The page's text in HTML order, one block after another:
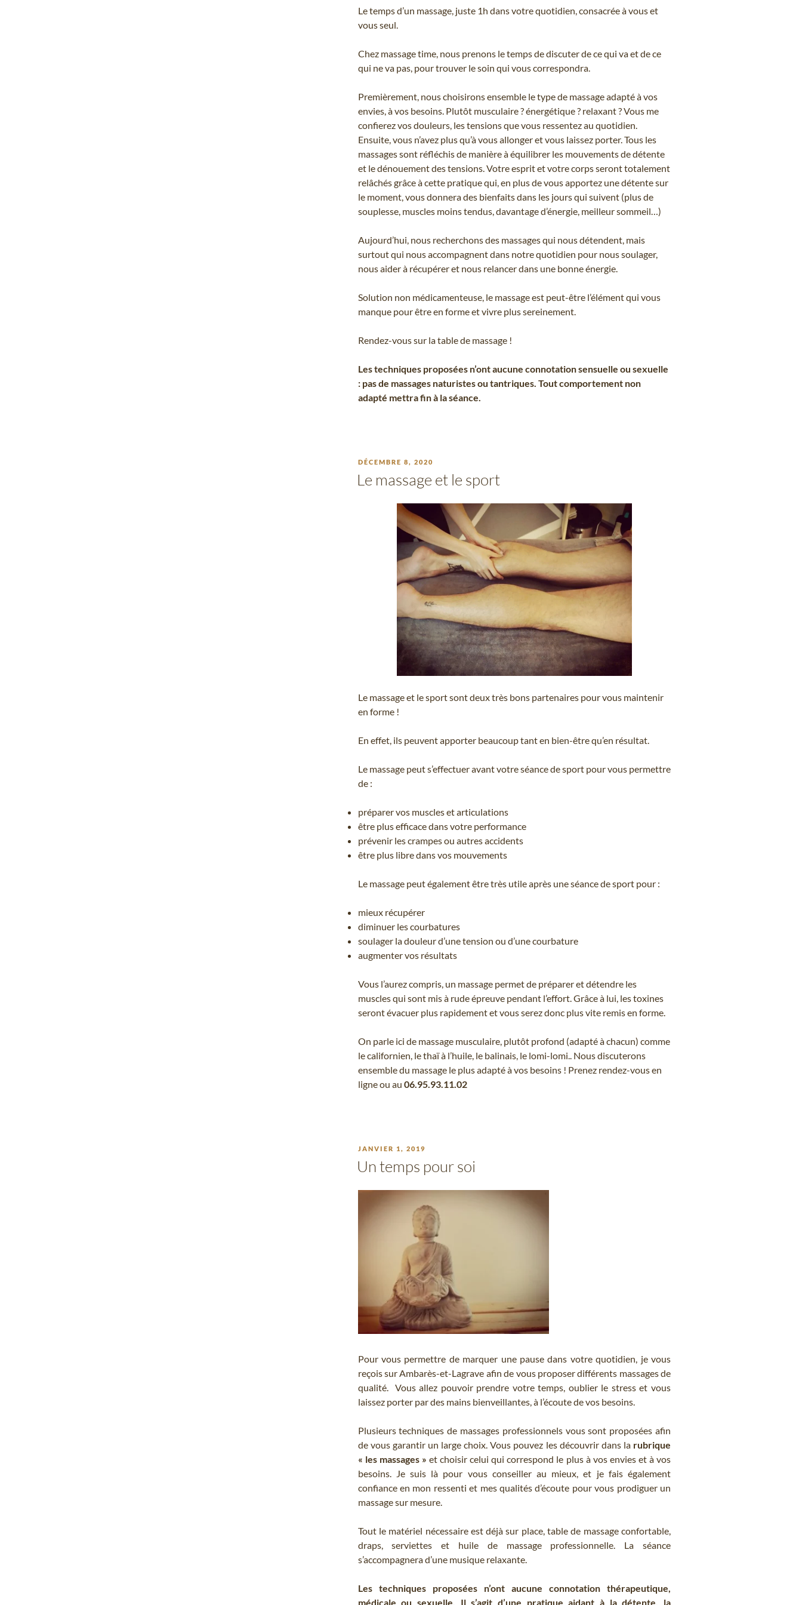
Le temps d’un massage, juste 1h dans votre quotidien, consacrée à vous et
vous seul.
Chez massage time, nous prenons le temps de discuter de ce qui va et de ce
qui ne va pas, pour trouver le soin qui vous correspondra.
Premièrement, nous choisirons ensemble le type de massage adapté à vos
envies, à vos besoins. Plutôt musculaire ? énergétique ? relaxant ? Vous me
confierez vos douleurs, les tensions que vous ressentez au quotidien.
Ensuite, vous n’avez plus qu’à vous allonger et vous laissez porter. Tous les
massages sont réfléchis de manière à équilibrer les mouvements de détente
et le dénouement des tensions. Votre esprit et votre corps seront totalement
relâchés grâce à cette pratique qui, en plus de vous apportez une détente sur
le moment, vous donnera des bienfaits dans les jours qui suivent (plus de
souplesse, muscles moins tendus, davantage d’énergie, meilleur sommeil…)
Aujourd’hui, nous recherchons des massages qui nous détendent, mais
surtout qui nous accompagnent dans notre quotidien pour nous soulager,
nous aider à récupérer et nous relancer dans une bonne énergie.
Solution non médicamenteuse, le massage est peut-être l’élément qui vous
manque pour être en forme et vivre plus sereinement.
Rendez-vous sur la table de massage !
Les techniques proposées n’ont aucune connotation sensuelle ou sexuelle
: pas de massages naturistes ou tantriques. Tout comportement non
adapté mettra fin à la séance.
PUBLIÉ
DÉCEMBRE 8, 2020
Le massage et le sport
Le massage et le sport sont deux très bons partenaires pour vous maintenir
en forme !
En effet, ils peuvent apporter beaucoup tant en bien-être qu’en résultat.
Le massage peut s’effectuer avant votre séance de sport pour vous permettre
de :
préparer vos muscles et articulations
être plus efficace dans votre performance
prévenir les crampes ou autres accidents
être plus libre dans vos mouvements
Le massage peut également être très utile après une séance de sport pour :
mieux récupérer
diminuer les courbatures
soulager la douleur d’une tension ou d’une courbature
augmenter vos résultats
Vous l’aurez compris, un massage permet de préparer et détendre les
muscles qui sont mis à rude épreuve pendant l’effort. Grâce à lui, les toxines
seront évacuer plus rapidement et vous serez donc plus vite remis en forme.
On parle ici de massage musculaire, plutôt profond (adapté à chacun) comme
le californien, le thaï à l’huile, le balinais, le lomi-lomi.. Nous discuterons
ensemble du massage le plus adapté à vos besoins ! Prenez rendez-vous en
ligne ou au 06.95.93.11.02
PUBLIÉ
JANVIER 1, 2019
Un temps pour soi
Pour vous permettre de marquer une pause dans votre quotidien, je vous
reçois sur Ambarès-et-Lagrave afin de vous proposer différents massages de
qualité. Vous allez pouvoir prendre votre temps, oublier le stress et vous
laissez porter par des mains bienveillantes, à l’écoute de vos besoins.
Plusieurs techniques de massages professionnels vous sont proposées afin
de vous garantir un large choix. Vous pouvez les découvrir dans la rubrique
« les massages » et choisir celui qui correspond le plus à vos envies et à vos
besoins. Je suis là pour vous conseiller au mieux, et je fais également
confiance en mon ressenti et mes qualités d’écoute pour vous prodiguer un
massage sur mesure.
Tout le matériel nécessaire est déjà sur place, table de massage confortable,
draps, serviettes et huile de massage professionnelle. La séance
s’accompagnera d’une musique relaxante.
Les techniques proposées n’ont aucune connotation thérapeutique,
médicale ou sexuelle. Il s’agit d’une pratique aidant à la détente, la